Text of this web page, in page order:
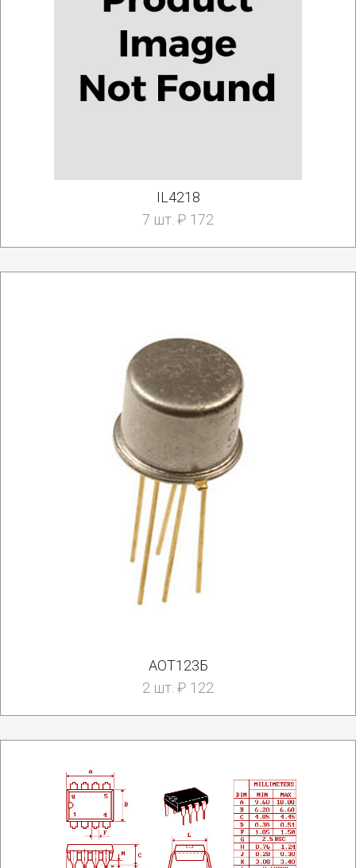
IL4218
7 шт. ₽ 172
АОТ123Б
2 шт. ₽ 122